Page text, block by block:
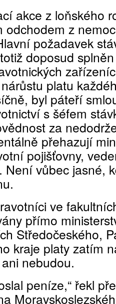
akce z loňského
odchodem z
požadavek
doposud
platu
byl páteří
s šéfem
za
přehazují
pojišťovny,
Není vůbec jasné,
ve
přímo
Středočeského,
kraje platy zatím
nebudou.
peníze,“ řekl